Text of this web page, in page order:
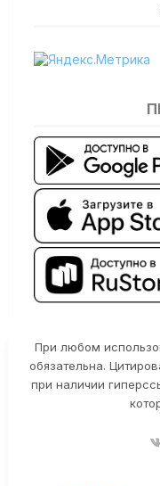
При любом
обязательна.
при наличии